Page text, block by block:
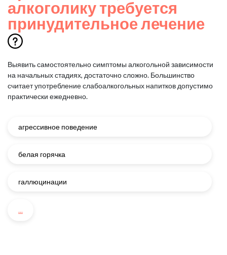
алкоголику требуется
принудительное лечение
Выявить самостоятельно симптомы алкогольной зависимости
на начальных стадиях, достаточно сложно. Большинство
считает употребление слабоалкогольных напитков допустимо
практически ежедневно.
агрессивное поведение
белая горячка
галлюцинации
...